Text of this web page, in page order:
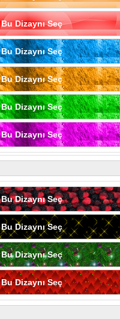
Bu Dizaynı Seç
Bu Dizaynı Seç
Bu Dizaynı Seç
Bu Dizaynı Seç
Bu Dizaynı Seç
Bu Dizaynı Seç
Bu Dizaynı Seç
Bu Dizaynı Seç
Bu Dizaynı Seç